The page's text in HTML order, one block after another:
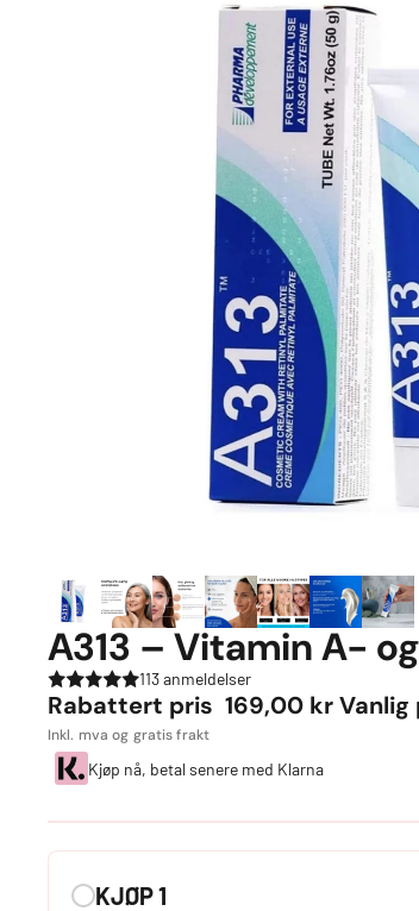
A313 – Vitamin A-
113 anmeldelser
Rabattert pris 169,00 krVanlig
Kjøp nå, betal senere med Klarna
KJØP 1